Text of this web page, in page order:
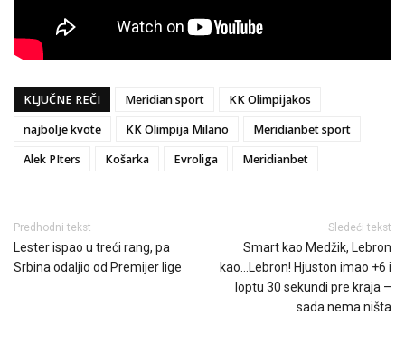
KLJUČNE REČI Meridian sport
KK Olimpijakos
najbolje kvote
KK Olimpija Milano
Meridianbet sport
Alek PIters
Košarka Evroliga Meridianbet
Predhodni tekst
Lester ispao u treći rang, pa
Srbina odaljio od Premijer lige
Sledeći tekst
Smart kao Medžik, Lebron
kao…Lebron! Hjuston imao +6 i
loptu 30 sekundi pre kraja –
sada nema ništa